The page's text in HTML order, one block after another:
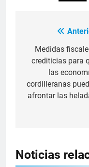
Medidas
crediticias para
las
cordilleranas
afrontar las
Noticias